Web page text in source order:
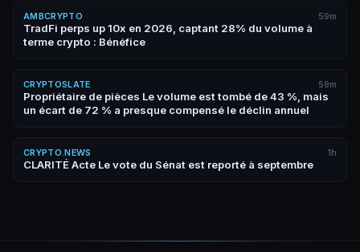
AMBCRYPTO 59m
TradFi perps up 10x en 2026, captant 28% du volume à
terme crypto : Bénéfice
CRYPTOSLATE 59m
Propriétaire de pièces Le volume est tombé de 43 %, mais
un écart de 72 % a presque compensé le déclin annuel
CRYPTO.NEWS 1h
CLARITÉ Acte Le vote du Sénat est reporté à septembre